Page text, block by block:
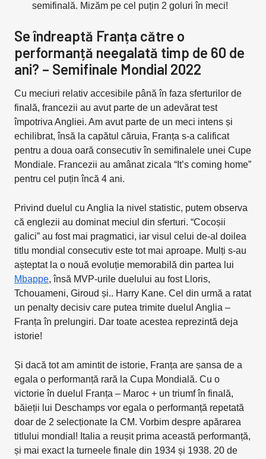
semifinală. Mizăm pe cel puțin 2 goluri în meci!
Se îndreaptă Franța către o
performanță neegalată timp de 60 de
ani? – Semifinale Mondial 2022
Cu meciuri relativ accesibile până în faza sferturilor de
finală, francezii au avut parte de un adevărat test
împotriva Angliei. Am avut parte de un meci intens și
echilibrat, însă la capătul căruia, Franța s-a calificat
pentru a doua oară consecutiv în semifinalele unei Cupe
Mondiale. Francezii au amânat zicala “It’s coming home”
pentru cel puțin încă 4 ani.
Privind duelul cu Anglia la nivel statistic, putem observa
că englezii au dominat meciul din sferturi. “Cocoșii
galici” au fost mai pragmatici, iar visul celui de-al doilea
titlu mondial consecutiv este tot mai aproape. Mulți s-au
așteptat la o nouă evoluție memorabilă din partea lui
Mbappe, însă MVP-urile duelului au fost Lloris,
Tchouameni, Giroud și.. Harry Kane. Cel din urmă a ratat
un penalty decisiv care putea trimite duelul Anglia –
Franța în prelungiri. Dar toate acestea reprezintă deja
istorie!
Și dacă tot am amintit de istorie, Franța are șansa de a
egala o performanță rară la Cupa Mondială. Cu o
victorie în duelul Franța – Maroc + un triumf în finală,
băieții lui Deschamps vor egala o performanță repetată
doar de 2 selecționate la CM. Vorbim despre apărarea
titlului mondial! Italia a reușit prima această performanță,
și mai exact la turneele finale din 1934 și 1938. 20 de